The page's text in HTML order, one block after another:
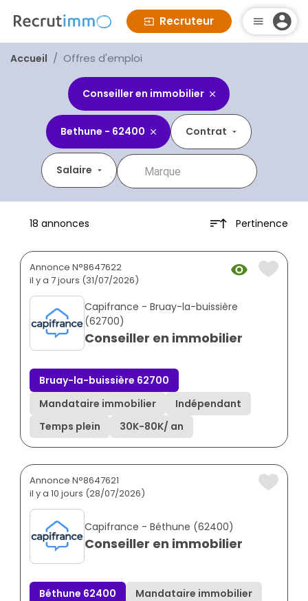
Recruteur
Accueil Offres d'emploi
Conseiller en immobilier
Bethune - 62400 Contrat
Salaire
18 annonces Pertinence
Annonce N°8647622
il y a 7 jours (31/07/2026)
Capifrance - Bruay-la-buissière
(62700)
Conseiller en immobilier
Bruay-la-buissière 62700
Mandataire immobilier
Indépendant
Temps plein
30K-80K/ an
Annonce N°8647621
il y a 10 jours (28/07/2026)
Capifrance - Béthune (62400)
Conseiller en immobilier
Béthune 62400
Mandataire immobilier